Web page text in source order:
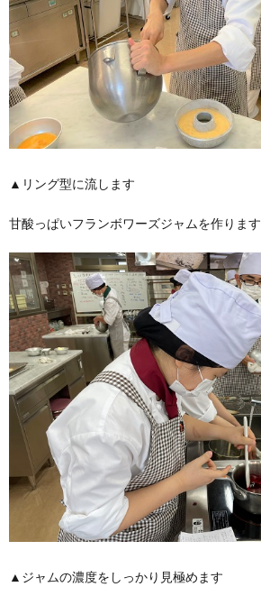
▲リング型に流します
甘酸っぱいフランボワーズジャムを作ります
▲ジャムの濃度をしっかり見極めます